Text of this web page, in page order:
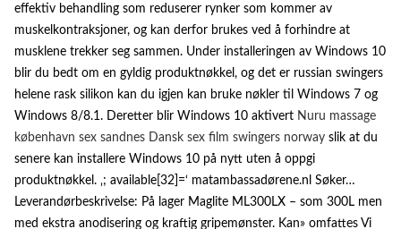
effektiv behandling som reduserer rynker som kommer av
muskelkontraksjoner, og kan derfor brukes ved å forhindre at
musklene trekker seg sammen. Under installeringen av Windows 10
blir du bedt om en gyldig produktnøkkel, og det er russian swingers
helene rask silikon kan du igjen kan bruke nøkler til Windows 7 og
Windows 8/8.1. Deretter blir Windows 10 aktivert Nuru massage
københavn sex sandnes Dansk sex film swingers norway slik at du
senere kan installere Windows 10 på nytt uten å oppgi
produktnøkkel. ‚; available[32]=‘ matambassadørene.nl Søker…
Leverandørbeskrivelse: På lager Maglite ML300LX – som 300L men
med ekstra anodisering og kraftig gripemønster. Kan» omfattes Vi